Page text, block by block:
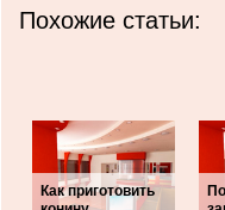
Похожие статьи:
Как приготовить